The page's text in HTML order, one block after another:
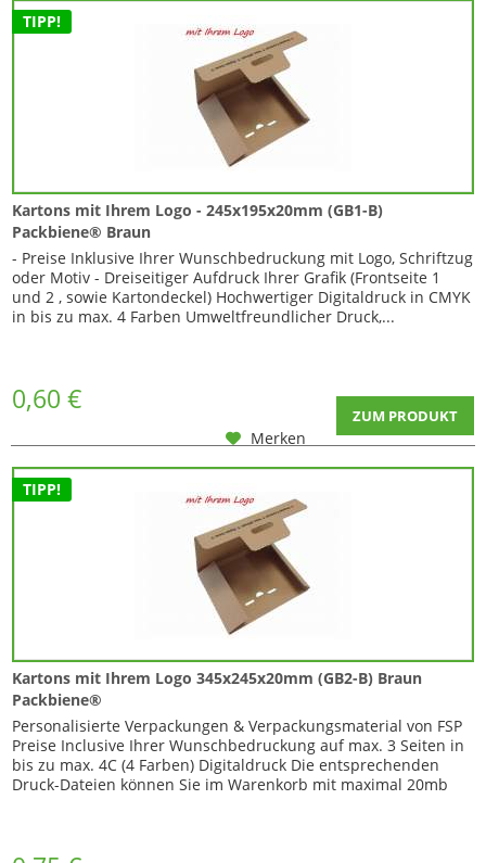
TIPP!
Kartons mit Ihrem Logo - 245x195x20mm (GB1-B)
Packbiene® Braun
- Preise Inklusive Ihrer Wunschbedruckung mit Logo, Schriftzug
oder Motiv - Dreiseitiger Aufdruck Ihrer Grafik (Frontseite 1
und 2 , sowie Kartondeckel) Hochwertiger Digitaldruck in CMYK
in bis zu max. 4 Farben Umweltfreundlicher Druck,...
0,60 € ZUM PRODUKT
Merken
TIPP!
Kartons mit Ihrem Logo 345x245x20mm (GB2-B) Braun
Packbiene®
Personalisierte Verpackungen & Verpackungsmaterial von FSP
Preise Inclusive Ihrer Wunschbedruckung auf max. 3 Seiten in
bis zu max. 4C (4 Farben) Digitaldruck Die entsprechenden
Druck-Dateien können Sie im Warenkorb mit maximal 20mb